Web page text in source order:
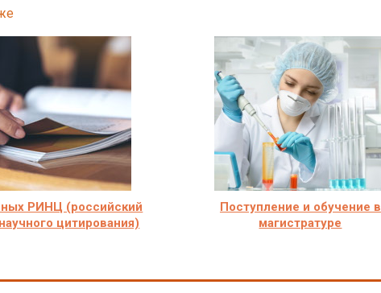
РИНЦ (российский
цитирования)
Поступление и обучение в
магистратуре